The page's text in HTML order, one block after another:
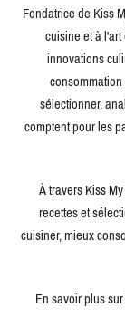
Fondatrice de Kiss
cuisine et à
innovations
sélectionner,
comptent pour les
À travers Kiss
recettes et
cuisiner, mieux
En savoir plus